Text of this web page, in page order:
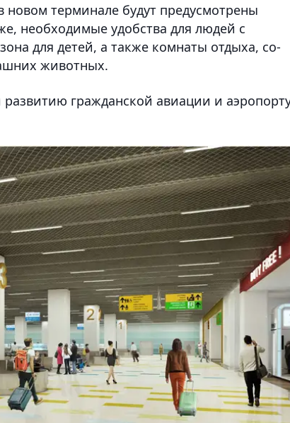
терминале будут предусмотрены
необходимые удобства для людей с
для детей, а также комнаты отдыха, сo-
животных.
гражданской авиации и